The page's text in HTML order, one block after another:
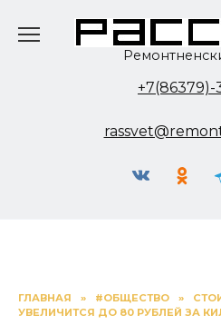
+7(86379)-
ГЛАВНАЯ » #ОБЩЕСТВО »
УВЕЛИЧИТСЯ ДО 80 РУБЛЕЙ ЗА